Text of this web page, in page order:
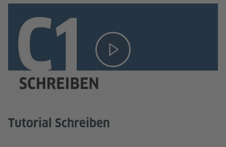
Tutorial Schreiben